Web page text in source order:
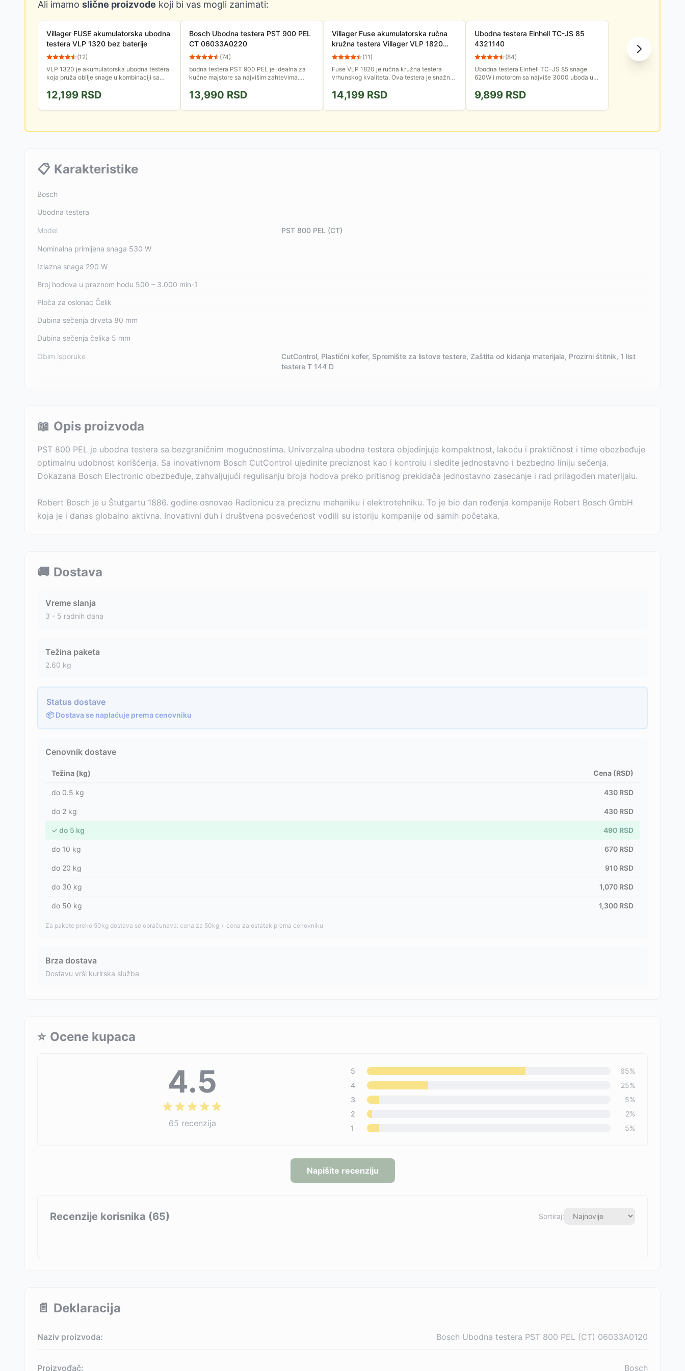
Ali imamo slične proizvode koji bi vas mogli zanimati:
Villager FUSE akumulatorska ubodna
testera VLP 1320 bez baterije
(12)
VLP 1320 je akumulatorska ubodna testera
koja pruža obilje snage u kombinaciji sa
ubodna testera pravi...
12,199 RSD
Bosch Ubodna testera PST 900 PEL
CT 06033A0220
(74)
bodna testera PST 900 PEL je idealna za
kućne majstore sa najvišim zahtevima.
maksimalnu preciznost u...
13,990 RSD
Villager Fuse akumulatorska ručna
kružna testera Villager VLP 1820
bez baterije
(11)
Fuse VLP 1820 je ručna kružna testera
vrhunskog kvaliteta. Ova testera je snažna i
Isporučuje se bez...
14,199 RSD
Ubodna testera Einhell TC-JS 85
4321140
(84)
Ubodna testera Einhell TC-JS 85 snage
620W i motorom sa najviše 3000 uboda u
debljine do 85 mm, metala do 8 mm...
9,899 RSD
📋 Karakteristike
Bosch
Ubodna testera
Model PST 800 PEL (CT)
Nominalna primljena snaga 530 W
Izlazna snaga 290 W
Broj hodova u praznom hodu 500 – 3.000 min-1
Ploča za oslonac Čelik
Dubina sečenja drveta 80 mm
Dubina sečenja čelika 5 mm
Obim isporuke
CutControl, Plastični kofer, Spremište za listove testere, Zaštita od kidanja materijala, Prozirni štitnik, 1 list
testere T 144 D
📖 Opis proizvoda
PST 800 PEL je ubodna testera sa bezgraničnim mogućnostima. Univerzalna ubodna testera objedinjuje kompaktnost, lakoću i praktičnost i time obezbeđuje
optimalnu udobnost korišćenja. Sa inovativnom Bosch CutControl ujedinite preciznost kao i kontrolu i sledite jednostavno i bezbedno liniju sečenja.
Dokazana Bosch Electronic obezbeđuje, zahvaljujući regulisanju broja hodova preko pritisnog prekidača jednostavno zasecanje i rad prilagođen materijalu.
Robert Bosch je u Štutgartu 1886. godine osnovao Radionicu za preciznu mehaniku i elektrotehniku. To je bio dan rođenja kompanije Robert Bosch GmbH
koja je i danas globalno aktivna. Inovativni duh i društvena posvećenost vodili su istoriju kompanije od samih početaka.
🚚 Dostava
Vreme slanja
3 - 5 radnih dana
Težina paketa
2.60 kg
Status dostave
📦 Dostava se naplaćuje prema cenovniku
Cenovnik dostave
Težina (kg) Cena (RSD)
do 0.5 kg 430 RSD
do 2 kg 430 RSD
✓ do 5 kg 490 RSD
do 10 kg 670 RSD
do 20 kg 910 RSD
do 30 kg 1,070 RSD
do 50 kg 1,300 RSD
Za pakete preko 50kg dostava se obračunava: cena za 50kg + cena za ostatak prema cenovniku
Brza dostava
Dostavu vrši kurirska služba
⭐ Ocene kupaca
4.5
65 recenzija
5 65%
4
25%
3
5%
2
2%
1
5%
Napišite recenziju
Recenzije korisnika (65) Sortiraj:
📄 Deklaracija
Naziv proizvoda: Bosch Ubodna testera PST 800 PEL (CT) 06033A0120
Proizvođač: Bosch